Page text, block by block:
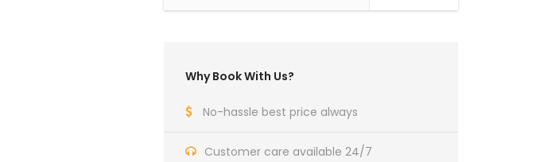
Why Book With Us?
No-hassle best price always
Customer care available 24/7